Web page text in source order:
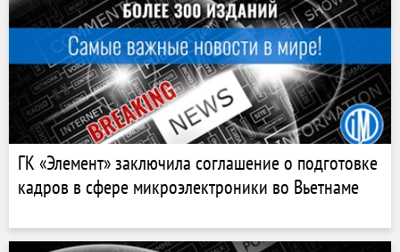
ГК «Элемент» заключила соглашение о подготовке
кадров в сфере микроэлектроники во Вьетнаме